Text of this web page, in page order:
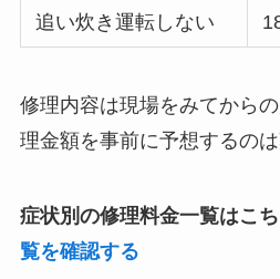
追い炊き運転しない
修理内容は現場をみてから
理金額を事前に予想するのは
症状別の修理料金一覧はこ
覧を確認する